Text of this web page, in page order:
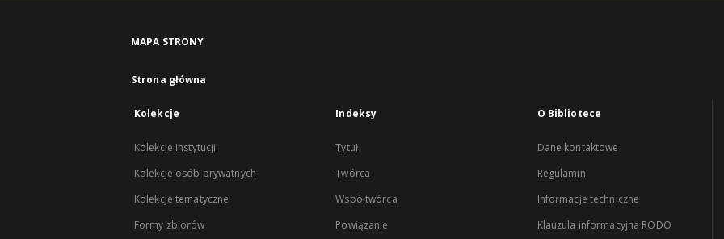
MAPA STRONY
Strona główna
Kolekcje
Kolekcje instytucji
Kolekcje osób prywatnych
Kolekcje tematyczne
Formy zbiorów
Indeksy
Tytuł
Twórca
Współtwórca
Powiązanie
O Bibliotece
Dane kontaktowe
Regulamin
Informacje techniczne
Klauzula informacyjna RODO